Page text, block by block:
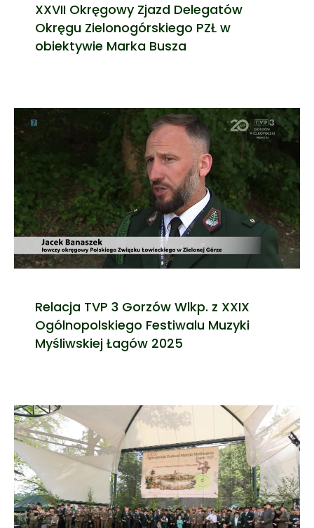
XXVII Okręgowy Zjazd Delegatów
Okręgu Zielonogórskiego PZŁ w
obiektywie Marka Busza
Relacja TVP 3 Gorzów Wlkp. z XXIX
Ogólnopolskiego Festiwalu Muzyki
Myśliwskiej Łagów 2025